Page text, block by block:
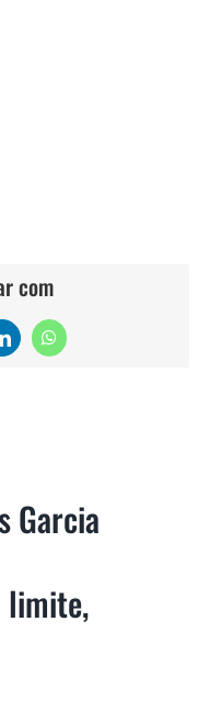
com
LinkedInWhatsApp
Garcia
limite,